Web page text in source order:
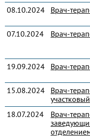
08.10.2024
Врач-
07.10.2024
Врач-
19.09.2024
Врач-
15.08.2024
Врач-
участковый
18.07.2024
Врач-